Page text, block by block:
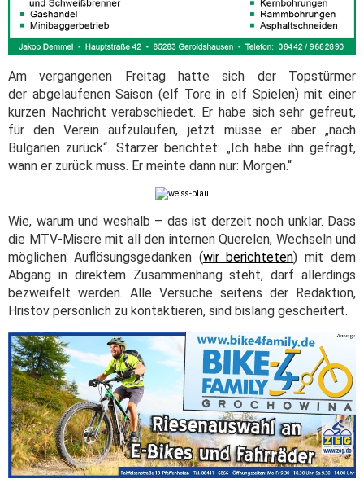
Am vergangenen Freitag hatte sich der Topstürmer
der abgelaufenen Saison (elf Tore in elf Spielen) mit einer
kurzen Nachricht verabschiedet. Er habe sich sehr gefreut,
für den Verein aufzulaufen, jetzt müsse er aber „nach
Bulgarien zurück“. Starzer berichtet: „Ich habe ihn gefragt,
wann er zurück muss. Er meinte dann nur: Morgen.“
Wie, warum und weshalb – das ist derzeit noch unklar. Dass
die MTV-Misere mit all den internen Querelen, Wechseln und
möglichen Auflösungsgedanken (wir berichteten) mit dem
Abgang in direktem Zusammenhang steht, darf allerdings
bezweifelt werden. Alle Versuche seitens der Redaktion,
Hristov persönlich zu kontaktieren, sind bislang gescheitert.